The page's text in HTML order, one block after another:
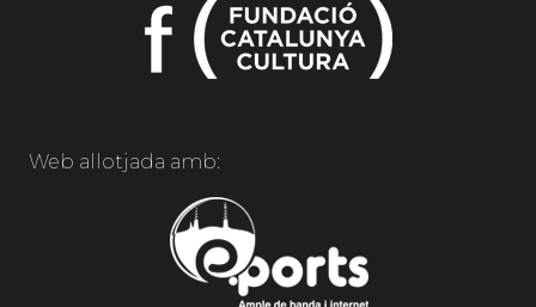
Web allotjada amb: